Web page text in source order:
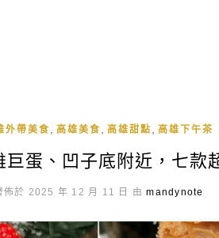
外帶美食 高雄美食 高雄甜點 高雄下午茶
巨蛋、凹子底附近，七款
佈於 2025 年 12 月 11 日 由mandynote